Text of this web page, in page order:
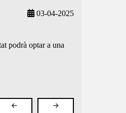
03-04-2025
podrà optar a una